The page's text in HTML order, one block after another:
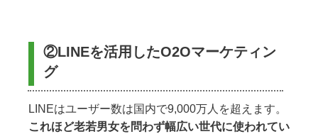
②LINEを活用したO2Oマーケティン
グ
LINEはユーザー数は国内で9,000万人を超えます。
これほど老若男女を問わず幅広い世代に使われてい